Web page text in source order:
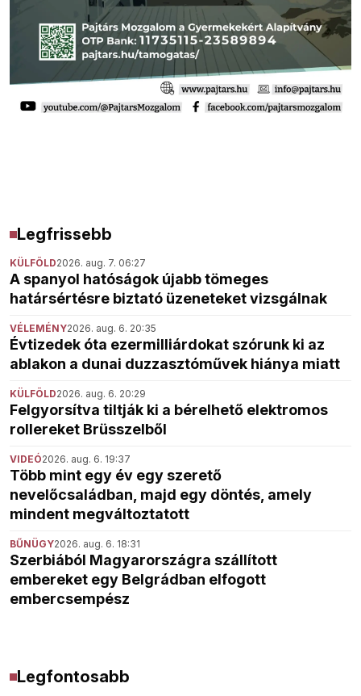
Legfrissebb
KÜLFÖLD2026. aug. 7. 06:27
A spanyol hatóságok újabb tömeges
határsértésre biztató üzeneteket vizsgálnak
VÉLEMÉNY2026. aug. 6. 20:35
Évtizedek óta ezermilliárdokat szórunk ki az
ablakon a dunai duzzasztóművek hiánya miatt
KÜLFÖLD2026. aug. 6. 20:29
Felgyorsítva tiltják ki a bérelhető elektromos
rollereket Brüsszelből
VIDEÓ2026. aug. 6. 19:37
Több mint egy év egy szerető
nevelőcsaládban, majd egy döntés, amely
mindent megváltoztatott
BŰNÜGY2026. aug. 6. 18:31
Szerbiából Magyarországra szállított
embereket egy Belgrádban elfogott
embercsempész
Legfontosabb